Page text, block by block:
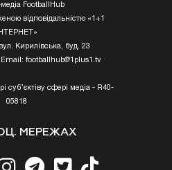
FootballHub
відповідальністю «1+1
ІНТЕРНЕТ»
Кирилівська, буд. 23
Email: footballhub@1plus1.tv
суб’єктіву сфері медіа - R40-
05818
МЕРЕЖАХ